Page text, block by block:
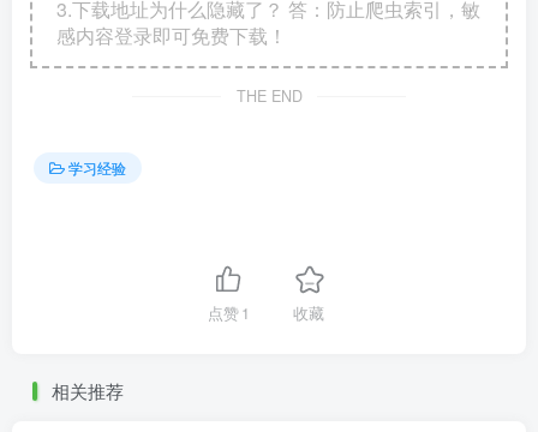
3.下载地址为什么隐藏了？ 答：防止爬虫索引，敏
感内容登录即可免费下载！
THE END
学习经验
点赞1 收藏
相关推荐